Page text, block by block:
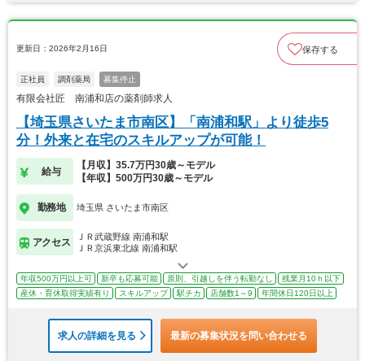
更新日：2026年2月16日 保存する
正社員 調剤薬局 募集停止
有限会社匠 南浦和店の薬剤師求人
【埼玉県さいたま市南区】「南浦和駅」より徒歩5
分！外来と在宅のスキルアップが可能！
給与
【月収】35.7万円30歳～モデル
【年収】500万円30歳～モデル
勤務地 埼玉県 さいたま市南区
アクセス
ＪＲ武蔵野線 南浦和駅
ＪＲ京浜東北線 南浦和駅
年収500万円以上可 新卒も応募可能 原則、引越しを伴う転勤なし
残業月10ｈ以下
産休・育休取得実績有り
スキルアップ 駅チカ 店舗数1～9 年間休日120日以上
求人の詳細を見る 最新の募集状況を問い合わせる